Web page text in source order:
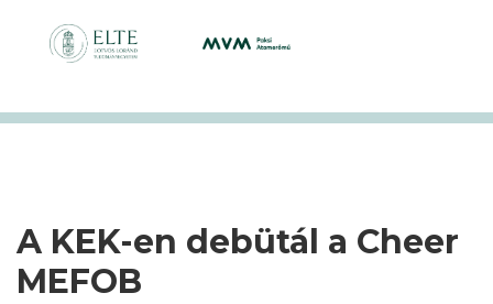
A KEK-en debütál a Cheer
MEFOB